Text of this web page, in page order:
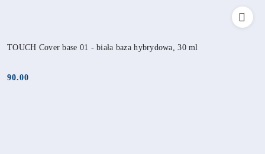
TOUCH Cover base 01 - biała baza hybrydowa, 30 ml
Cena:
90.00